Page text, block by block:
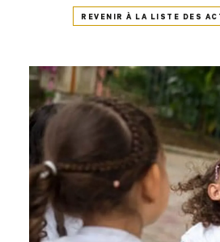
REVENIR À LA LISTE DES